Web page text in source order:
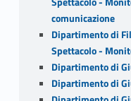
comunicazione
Dipartimento di
Spettacolo -
Dipartimento di
Dipartimento di